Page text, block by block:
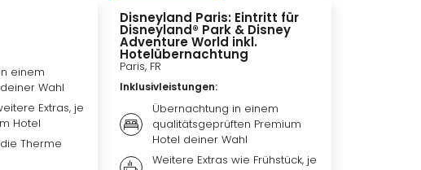
einem
Wahl
Extras, je
Hotel
Therme
Disneyland Paris: Eintritt für
Disneyland® Park & Disney
Adventure World inkl.
Hotelübernachtung
Paris, FR
Inklusivleistungen:
Übernachtung in einem
qualitätsgeprüften Premium
Hotel deiner Wahl
Weitere Extras wie Frühstück, je